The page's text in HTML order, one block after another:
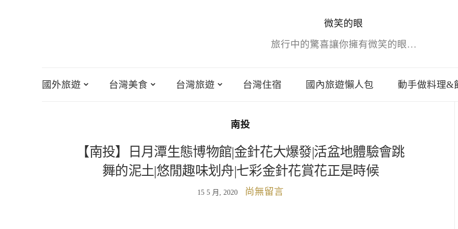
微笑的眼
旅行中的驚喜讓你擁有微笑的眼…
國外旅遊 台灣美食 台灣旅遊 台灣住宿 國內旅遊懶人包 動手做料理&
南投
【南投】日月潭生態博物館|金針花大爆發|活盆地體驗會跳
舞的泥土|悠閒趣味划舟|七彩金針花賞花正是時候
15 5 月, 2020 尚無留言